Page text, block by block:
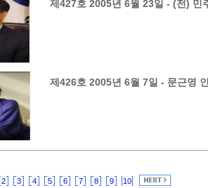
제427호 2005년 6월 23일 - (전) 민
제426호 2005년 6월 7일 - 문근영
2 3 4 5 6 7 8 9 10